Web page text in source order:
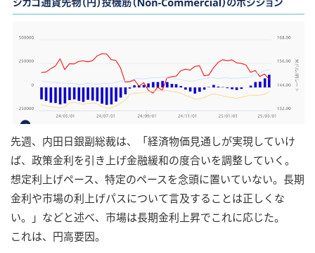
先週、内田日銀副総裁は、「経済物価見通しが実現していけ
ば、政策金利を引き上げ金融緩和の度合いを調整していく。
想定利上げペース、特定のペースを念頭に置いていない。長期
金利や市場の利上げパスについて言及することは正しくな
い。」などと述べ、市場は長期金利上昇でこれに応じた。
これは、円高要因。